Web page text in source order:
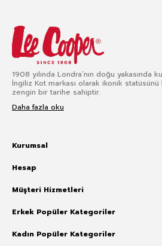
1908 yılında Londra’nın doğu
İngiliz Kot markası olarak ikonik statüsünü
zengin bir tarihe sahiptir.
Daha fazla oku
Kurumsal
Hesap
Müşteri Hizmetleri
Erkek Popüler Kategoriler
Kadın Popüler Kategoriler